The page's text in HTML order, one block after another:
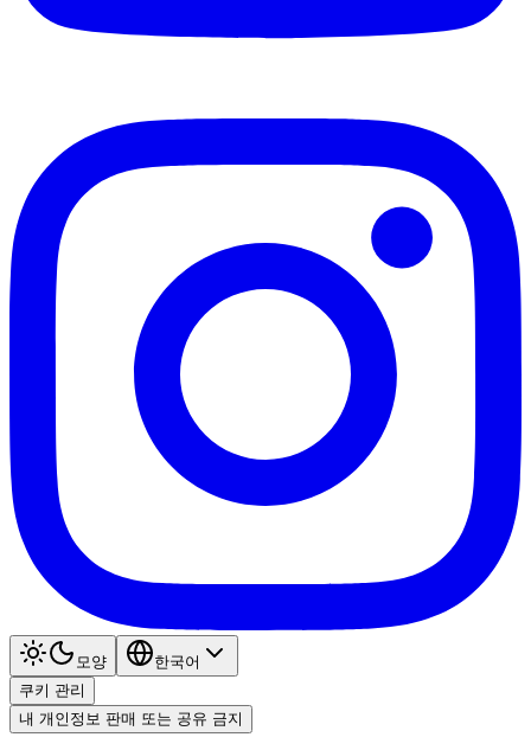
모양
한국어
쿠키 관리
내 개인정보 판매 또는 공유 금지